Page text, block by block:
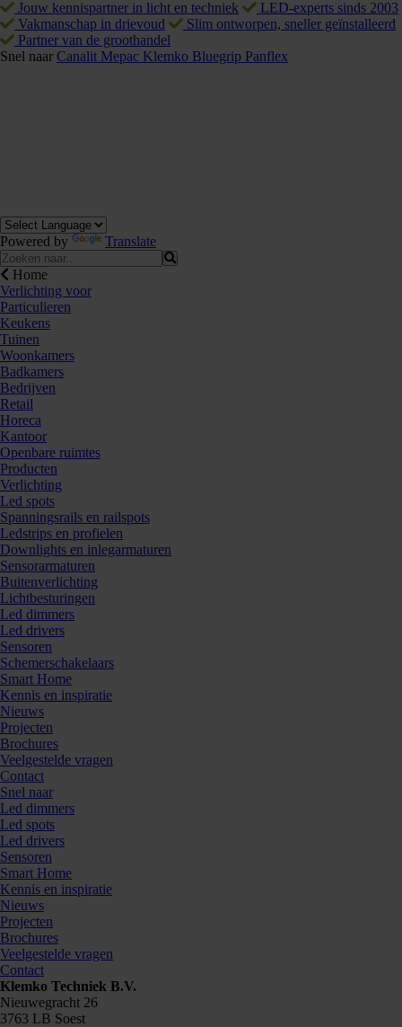
Jouw kennispartner in licht en techniek
LED-experts sinds 2003
Vakmanschap in drievoud
Slim ontworpen, sneller geïnstalleerd
Partner van de groothandel
Snel naar Canalit Mepac Klemko Bluegrip Panflex
Powered by Translate
Home
Verlichting voor
Particulieren
Keukens
Tuinen
Woonkamers
Badkamers
Bedrijven
Retail
Horeca
Kantoor
Openbare ruimtes
Producten
Verlichting
Led spots
Spanningsrails en railspots
Ledstrips en profielen
Downlights en inlegarmaturen
Sensorarmaturen
Buitenverlichting
Lichtbesturingen
Led dimmers
Led drivers
Sensoren
Schemerschakelaars
Smart Home
Kennis en inspiratie
Nieuws
Projecten
Brochures
Veelgestelde vragen
Contact
Snel naar
Led dimmers
Led spots
Led drivers
Sensoren
Smart Home
Kennis en inspiratie
Nieuws
Projecten
Brochures
Veelgestelde vragen
Contact
Klemko Techniek B.V.
Nieuwegracht 26
3763 LB Soest